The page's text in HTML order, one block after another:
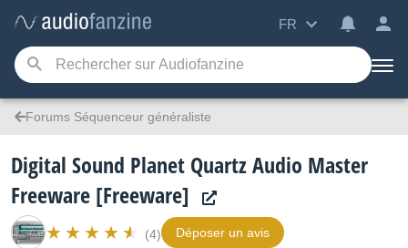
FR
Forums Séquenceur généraliste
Digital Sound Planet Quartz Audio Master
Freeware [Freeware]
(4) Déposer un avis